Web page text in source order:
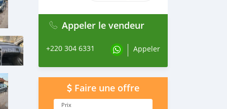
Appeler le vendeur
+220 304 6331 Appeler
Faire une offre
Prix